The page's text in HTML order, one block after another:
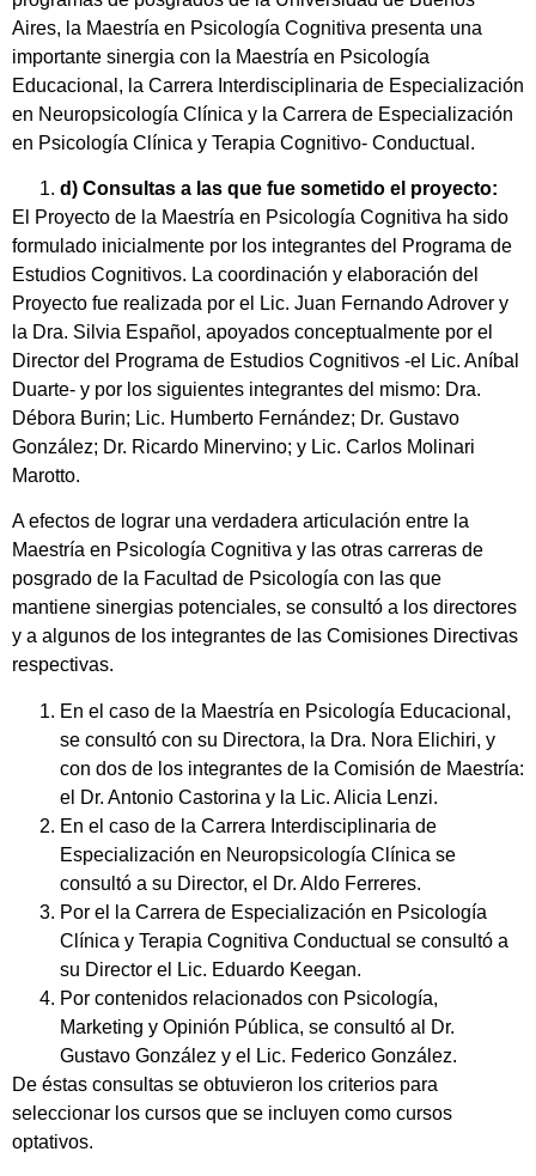
Aires, la Maestría en Psicología Cognitiva presenta una
importante sinergia con la Maestría en Psicología
Educacional, la Carrera Interdisciplinaria de Especialización
en Neuropsicología Clínica y la Carrera de Especialización
en Psicología Clínica y Terapia Cognitivo- Conductual.
d) Consultas a las que fue sometido el proyecto:
El Proyecto de la Maestría en Psicología Cognitiva ha sido
formulado inicialmente por los integrantes del Programa de
Estudios Cognitivos. La coordinación y elaboración del
Proyecto fue realizada por el Lic. Juan Fernando Adrover y
la Dra. Silvia Español, apoyados conceptualmente por el
Director del Programa de Estudios Cognitivos -el Lic. Aníbal
Duarte- y por los siguientes integrantes del mismo: Dra.
Débora Burin; Lic. Humberto Fernández; Dr. Gustavo
González; Dr. Ricardo Minervino; y Lic. Carlos Molinari
Marotto.
A efectos de lograr una verdadera articulación entre la
Maestría en Psicología Cognitiva y las otras carreras de
posgrado de la Facultad de Psicología con las que
mantiene sinergias potenciales, se consultó a los directores
y a algunos de los integrantes de las Comisiones Directivas
respectivas.
En el caso de la Maestría en Psicología Educacional,
se consultó con su Directora, la Dra. Nora Elichiri, y
con dos de los integrantes de la Comisión de Maestría:
el Dr. Antonio Castorina y la Lic. Alicia Lenzi.
En el caso de la Carrera Interdisciplinaria de
Especialización en Neuropsicología Clínica se
consultó a su Director, el Dr. Aldo Ferreres.
Por el la Carrera de Especialización en Psicología
Clínica y Terapia Cognitiva Conductual se consultó a
su Director el Lic. Eduardo Keegan.
Por contenidos relacionados con Psicología,
Marketing y Opinión Pública, se consultó al Dr.
Gustavo González y el Lic. Federico González.
De éstas consultas se obtuvieron los criterios para
seleccionar los cursos que se incluyen como cursos
optativos.